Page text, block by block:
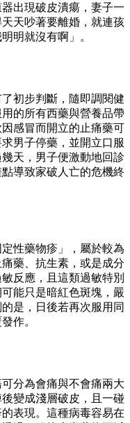
出現破皮潰瘍，妻子一
天吵著要離婚，就連孩
明就沒有啊」。
初步判斷，隨即調閱健
的所有西藥與營養品帶
感冒而開立的止痛藥可
男子停藥，並開立口服
天，男子便激動地回診
導致家破人亡的危機終
性藥物疹」，屬於較為
藥、抗生素，或是成分
反應，且這類過敏特別
能只是暗紅色斑塊，嚴
是，日後若再次服用同
作。
分為會痛與不會痛兩大
變成淺層破皮，且一碰
表現。這種病毒容易在